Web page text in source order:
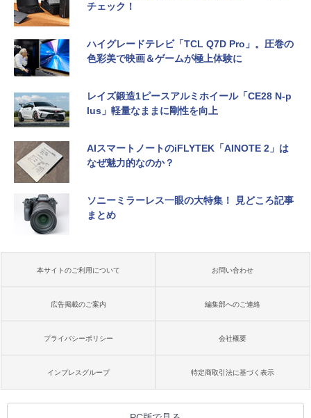
チェック！
ハイグレードテレビ「TCL Q7D Pro」。圧巻の
色彩美で映画＆ゲームが極上体験に
レイズ鍛造1ピースアルミホイール「CE28 N-p
lus」軽量なままに剛性を向上
AIスマートノートのiFLYTEK「AINOTE 2」は
なぜ魅力的なのか？
ソニーミラーレス一眼の大特集！ 見どころ記事
まとめ
本サイトのご利用について お問い合わせ
広告掲載のご案内 編集部へのご連絡
プライバシーポリシー 会社概要
インプレスグループ 特定商取引法に基づく表示